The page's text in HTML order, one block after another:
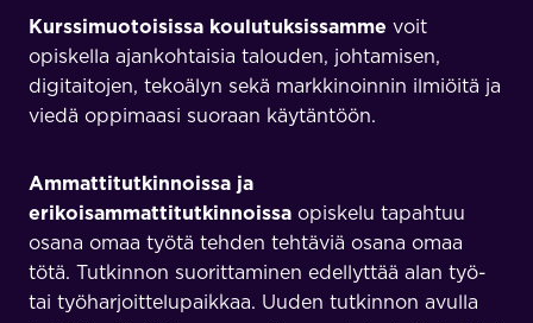
Kurssimuotoisissa koulutuksissamme voit
opiskella ajankohtaisia talouden, johtamisen,
digitaitojen, tekoälyn sekä markkinoinnin ilmiöitä ja
viedä oppimaasi suoraan käytäntöön.
Ammattitutkinnoissa ja
erikoisammattitutkinnoissa opiskelu tapahtuu
osana omaa työtä tehden tehtäviä osana omaa
tötä. Tutkinnon suorittaminen edellyttää alan työ-
tai työharjoittelupaikkaa. Uuden tutkinnon avulla